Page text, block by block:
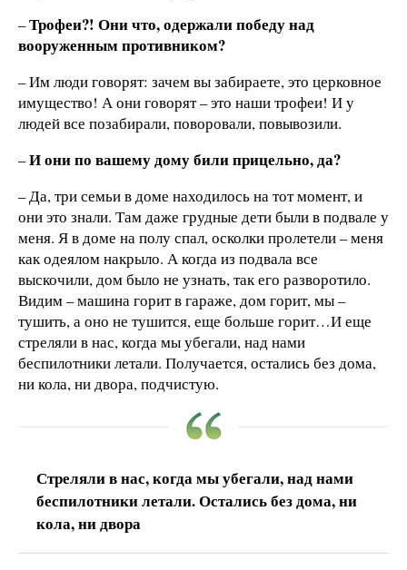
–Трофеи?! Они что, одержали победу над
вооруженным противником?
– Им люди говорят: зачем вы забираете, это церковное
имущество! А они говорят – это наши трофеи! И у
людей все позабирали, поворовали, повывозили.
–И они по вашему дому били прицельно, да?
– Да, три семьи в доме находилось на тот момент, и
они это знали. Там даже грудные дети были в подвале у
меня. Я в доме на полу спал, осколки пролетели – меня
как одеялом накрыло. А когда из подвала все
выскочили, дом было не узнать, так его разворотило.
Видим – машина горит в гараже, дом горит, мы –
тушить, а оно не тушится, еще больше горит…И еще
стреляли в нас, когда мы убегали, над нами
беспилотники летали. Получается, остались без дома,
ни кола, ни двора, подчистую.
Стреляли в нас, когда мы убегали, над нами
беспилотники летали. Остались без дома, ни
кола, ни двора